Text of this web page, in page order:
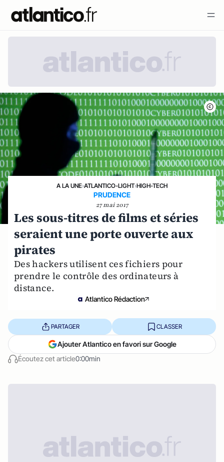
A LA UNE›ATLANTICO-LIGHT›HIGH-TECH
PRUDENCE
27 mai 2017
Les sous-titres de films et séries
seraient une porte ouverte aux
pirates
Des hackers utilisent ces fichiers pour
prendre le contrôle des ordinateurs à
distance.
Atlantico Rédaction
Écoutez cet article0:00min
PARTAGER CLASSER
Ajouter Atlantico en favori sur Google